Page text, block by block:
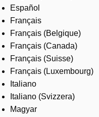
Español
Français
Français (Belgique)
Français (Canada)
Français (Suisse)
Français (Luxembourg)
Italiano
Italiano (Svizzera)
Magyar